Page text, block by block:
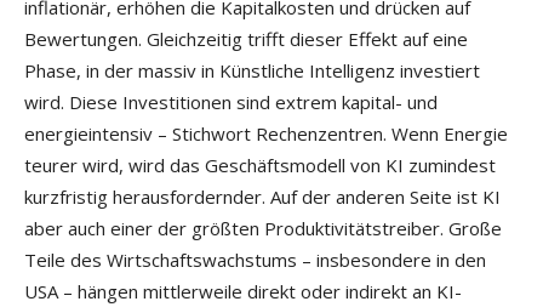
inflationär, erhöhen die Kapitalkosten und drücken auf
Bewertungen. Gleichzeitig trifft dieser Effekt auf eine
Phase, in der massiv in Künstliche Intelligenz investiert
wird. Diese Investitionen sind extrem kapital- und
energieintensiv – Stichwort Rechenzentren. Wenn Energie
teurer wird, wird das Geschäftsmodell von KI zumindest
kurzfristig herausfordernder. Auf der anderen Seite ist KI
aber auch einer der größten Produktivitätstreiber. Große
Teile des Wirtschaftswachstums – insbesondere in den
USA – hängen mittlerweile direkt oder indirekt an KI-